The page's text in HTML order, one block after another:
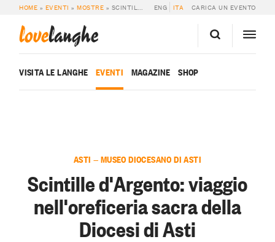
HOME » EVENTI »MOSTRE » SCINTILLE D’ARGENTO: VIAGGIO NELL’OREFICERIA SACRA DELLA DIOCESI DI ASTI ENG ITA CARICA UN EVENTO
lovelanghe
VISITA LE LANGHE EVENTI MAGAZINE SHOP
ASTI — MUSEO DIOCESANO DI ASTI
Scintille d'Argento: viaggio
nell'oreficeria sacra della
Diocesi di Asti